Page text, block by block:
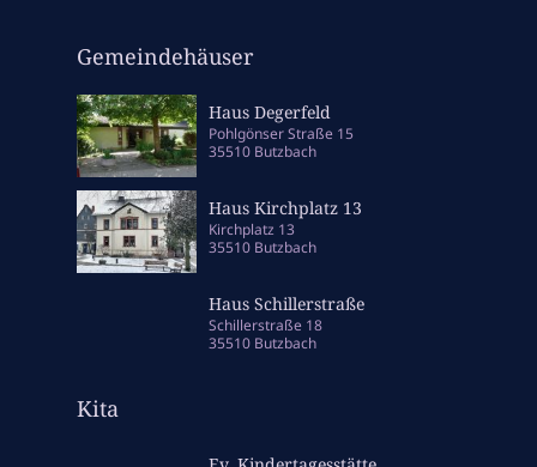
Gemeindehäuser
Haus Degerfeld
Pohlgönser Straße 15
35510 Butzbach
Haus Kirchplatz 13
Kirchplatz 13
35510 Butzbach
Haus Schillerstraße
Schillerstraße 18
35510 Butzbach
Kita